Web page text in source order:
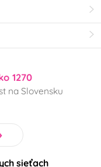
1270
na Slovensku
sieťach